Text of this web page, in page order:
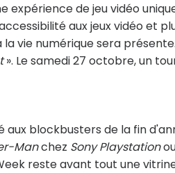
de jeu vidéo
aux jeux vidéo et
vie numérique sera
». Le samedi 27 octobre, un
blockbusters de la fin
Manchez Sony Playstation
reste avant tout une